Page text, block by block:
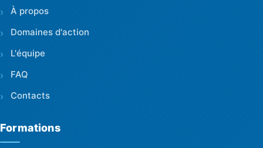
À propos
Domaines d'action
L'équipe
FAQ
Contacts
Formations